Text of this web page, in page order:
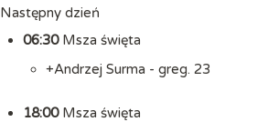
Następny dzień
06:30 Msza święta
+Andrzej Surma - greg. 23
18:00 Msza święta